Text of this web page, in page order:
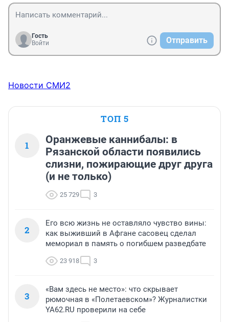
Гость
Войти
Отправить
Новости СМИ2
ТОП 5
1
Оранжевые каннибалы: в
Рязанской области появились
слизни, пожирающие друг друга
(и не только)
25 729 3
2
Его всю жизнь не оставляло чувство вины:
как выживший в Афгане сасовец сделал
мемориал в память о погибшем разведбате
23 918 3
3
«Вам здесь не место»: что скрывает
рюмочная в «Полетаевском»? Журналистки
YA62.RU проверили на себе